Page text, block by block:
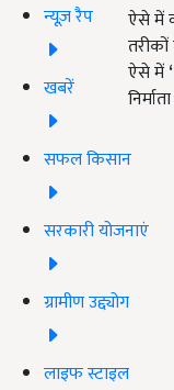
न्यूज़ रैप
खबरें
सफल किसान
सरकारी योजनाएं
ग्रामीण उद्द्योग
लाइफ स्टाइल
ऐसे में
ऐसे में